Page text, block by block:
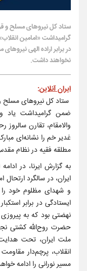
ستاد کل نیروهای مسلح و
گرامیداشت «امامین
در برابر اراده الهی
نخواهند داشت.
ایران آنلاین:
ستاد کل نیروهای مسلح و
ضمن گرامیداشت یاد
غدیر خم را نشانه‌ای
مطلقه فقیه در نظام
به گزارش ایرنا، در
ایران، در سالگرد
و شهدای مظلوم خود را
نهضتی بود که به
حضرت روح‌الله کشتی
ملت ایران، تحت
انقلاب، پرچم‌دار
مسیر نورانی را ادامه